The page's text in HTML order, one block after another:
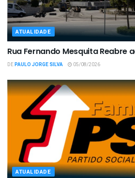
ATUALIDADE
Rua Fernando Mesquita Reabre
DEPAULO JORGE SILVA 05/08/2026
ATUALIDADE